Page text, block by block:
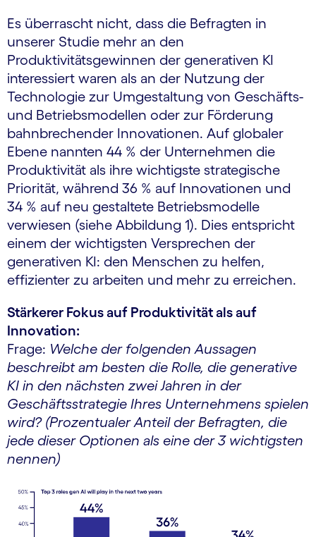
Es überrascht nicht, dass die Befragten in
unserer Studie mehr an den
Produktivitätsgewinnen der generativen KI
interessiert waren als an der Nutzung der
Technologie zur Umgestaltung von Geschäfts-
und Betriebsmodellen oder zur Förderung
bahnbrechender Innovationen. Auf globaler
Ebene nannten 44 % der Unternehmen die
Produktivität als ihre wichtigste strategische
Priorität, während 36 % auf Innovationen und
34 % auf neu gestaltete Betriebsmodelle
verwiesen (siehe Abbildung 1). Dies entspricht
einem der wichtigsten Versprechen der
generativen KI: den Menschen zu helfen,
effizienter zu arbeiten und mehr zu erreichen.
Stärkerer Fokus auf Produktivität als auf
Innovation:
Frage: Welche der folgenden Aussagen
beschreibt am besten die Rolle, die generative
KI in den nächsten zwei Jahren in der
Geschäftsstrategie Ihres Unternehmens spielen
wird? (Prozentualer Anteil der Befragten, die
jede dieser Optionen als eine der 3 wichtigsten
nennen)